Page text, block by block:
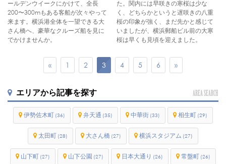
ールデンウイークにかけて、全長
200〜300mもある客船が次々やって
来ます。横浜港全体を一望できる大
さん橋へ、豪華なクルーズ船を見に
でかけませんか。
た。関内には早咲きの寒桜は少な
く、どちらかというと遅咲きの八重
桜の印象が強く、まだ先かと感じて
いましたが、横浜郵船ビル前の大寒
桜は早くも見頃を迎えました。
« 1 2 3 4 5 6 »
エリアから記事を探す AREA SEARCH
伊勢佐木町 (36) 弁天通 (35) 中華街 (33) 相生町 (29)
太田町 (28) 大さん橋 (27) 横浜スタジアム (27)
山下町 (27) 山下公園 (27) 日本大通り (26) 常盤町 (26)